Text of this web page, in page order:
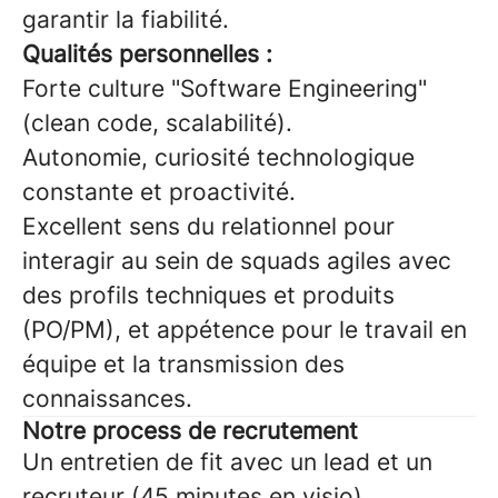
garantir la fiabilité.
Qualités personnelles :
Forte culture "Software Engineering"
(clean code, scalabilité).
Autonomie, curiosité technologique
constante et proactivité.
Excellent sens du relationnel pour
interagir au sein de squads agiles avec
des profils techniques et produits
(PO/PM), et appétence pour le travail en
équipe et la transmission des
connaissances.
Notre process de recrutement
Un entretien de fit avec un lead et un